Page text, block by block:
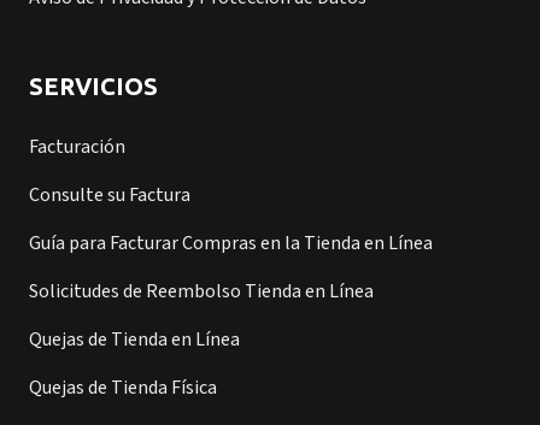
SERVICIOS
Facturación
Consulte su Factura
Guía para Facturar Compras en la Tienda en Línea
Solicitudes de Reembolso Tienda en Línea
Quejas de Tienda en Línea
Quejas de Tienda Física